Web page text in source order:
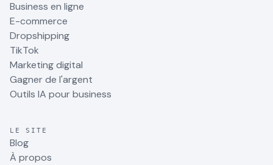
Business en ligne
E-commerce
Dropshipping
TikTok
Marketing digital
Gagner de l'argent
Outils IA pour business
LE SITE
Blog
À propos